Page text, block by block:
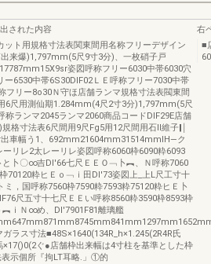
された内容
ット用規格寸法表関東間用名称フリーデザイン
出来爆)1,797mm(5尺9寸3分)、一枚硝子戸
姿図呼称フリー6030中帯6030穴
ー6530中帯6S30DlF02ＬＥ呼称フリー7030中帯
フリー8o30Ｎ守ほ店舗ランマ規格寸法表閥東間
6尺用測仙期1.284mm(4尺2寸3分)1,797mm(5尺
称ランマ2045ランマ2060商品コードDIF29E店舗
格寸法表6尺間用9尺Fg5用12尺間用石ll維子‖￨
車幅う1、692mm21604mm31514mmIH―ク
ーリレ2太レーリレ姿図呼称6060枠6090粋6093
と卜〇∞吉Dl'66七尺ＥＥＯ﹁卜︻、Ｎ呼称7060
70120粋ヒＥｏ﹁ｉ田Dl'73姿図上_上L尺工寸十
，国呼称7560枠7590粋7593粋75120粋ヒＥ卜
尺五寸十七尺ＥＥい呼称8560粋3590枠8593枠
︻ｉＮ∞め、Dl'7901F81離璃艦
ラス寸法■48S×1640(134R_h×1.245(2R4R氏
×17()0(2ぐ●店舗枠出来幅は4寸柱を基準とした枠
示個所『拘LT耳略.」①的
右
■